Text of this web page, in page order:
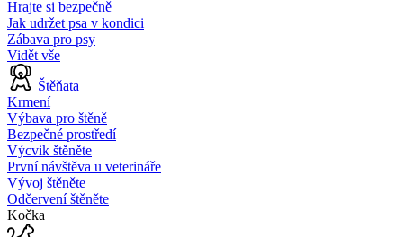
Hrajte si bezpečně
Jak udržet psa v kondici
Zábava pro psy
Vidět vše
Štěňata
Krmení
Výbava pro štěně
Bezpečné prostředí
Výcvik štěněte
První návštěva u veterináře
Vývoj štěněte
Odčervení štěněte
Kočka